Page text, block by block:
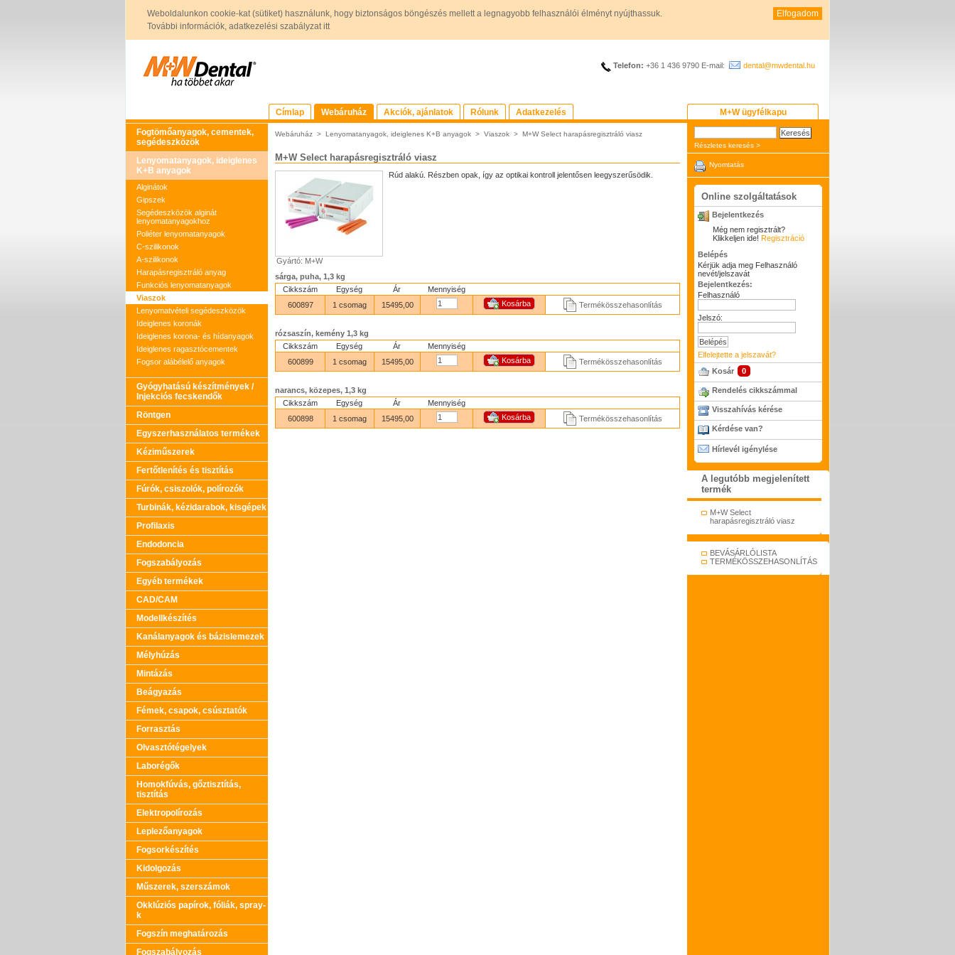
Weboldalunkon cookie-kat (sütiket) használunk, hogy biztonságos böngészés mellett a legnagyobb felhasználói élményt nyújthassuk.
További információk, adatkezelési szabályzat itt
Elfogadom
Telefon: +36 1 436 9790 E-mail: dental@mwdental.hu
Címlap Webáruház Akciók, ajánlatok Rólunk Adatkezelés
M+W ügyfélkapu
Fogtömőanyagok, cementek,
segédeszközök
Lenyomatanyagok, ideiglenes
K+B anyagok
Alginátok
Gipszek
Segédeszközök alginát
lenyomatanyagokhoz
Poliéter lenyomatanyagok
C-szilikonok
A-szilikonok
Harapásregisztráló anyag
Funkciós lenyomatanyagok
Viaszok
Lenyomatvételi segédeszközök
Ideiglenes koronák
Ideiglenes korona- és hídanyagok
Ideiglenes ragasztócementek
Fogsor alábélelő anyagok
Gyógyhatású készítmények /
Injekciós fecskendők
Röntgen
Egyszerhasználatos termékek
Kéziműszerek
Fertőtlenítés és tisztítás
Fúrók, csiszolók, polírozók
Turbinák, kézidarabok, kisgépek
Profilaxis
Endodoncia
Fogszabályozás
Egyéb termékek
CAD/CAM
Modellkészítés
Kanálanyagok és bázislemezek
Mélyhúzás
Mintázás
Beágyazás
Fémek, csapok, csúsztatók
Forrasztás
Olvasztótégelyek
Laborégők
Homokfúvás, gőztisztítás,
tisztítás
Elektropolírozás
Leplezőanyagok
Fogsorkészítés
Kidolgozás
Műszerek, szerszámok
Okklúziós papírok, fóliák, spray-
k
Fogszín meghatározás
Fogszabályozás
Webáruház > Lenyomatanyagok, ideiglenes K+B anyagok > Viaszok > M+W Select harapásregisztráló viasz
M+W Select harapásregisztráló viasz
Gyártó: M+W
Rúd alakú. Részben opak, így az optikai kontroll jelentősen leegyszerűsödik.
sárga, puha, 1,3 kg
Cikkszám
Egység Ár
Mennyiség
600897
1 csomag 15495,00 Termékösszehasonlítás
rózsaszín, kemény 1,3 kg
Cikkszám
Egység Ár
Mennyiség
600899
1 csomag 15495,00 Termékösszehasonlítás
narancs, közepes, 1,3 kg
Cikkszám
Egység Ár
Mennyiség
600898
1 csomag 15495,00 Termékösszehasonlítás
Részletes keresés >
Nyomtatás
Online szolgáltatások
Bejelentkezés
Még nem regisztrált?
Klikkeljen ide! Regisztráció
Belépés
Kérjük adja meg Felhasználó
nevét/jelszavát
Bejelentkezés:
Felhasználó
Jelszó:
Elfelejtette a jelszavát?
Kosár
0
Rendelés cikkszámmal
Visszahívás kérése
Kérdése van?
Hírlevél igénylése
A legutóbb megjelenített
termék
M+W Select
harapásregisztráló viasz
BEVÁSÁRLÓLISTA
TERMÉKÖSSZEHASONLÍTÁS